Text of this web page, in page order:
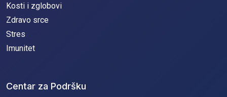
Kosti i zglobovi
Zdravo srce
Stres
Imunitet
Centar za Podršku